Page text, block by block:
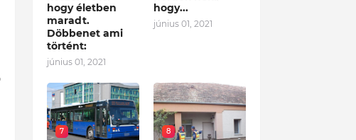
hogy életben
maradt.
Döbbenet ami
történt:
június 01, 2021
hogy...
június 01, 2021
7 8